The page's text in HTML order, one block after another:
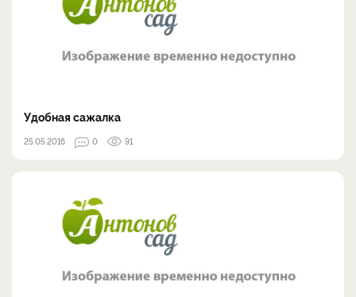
Удобная сажалка
25.05.2016 0 91